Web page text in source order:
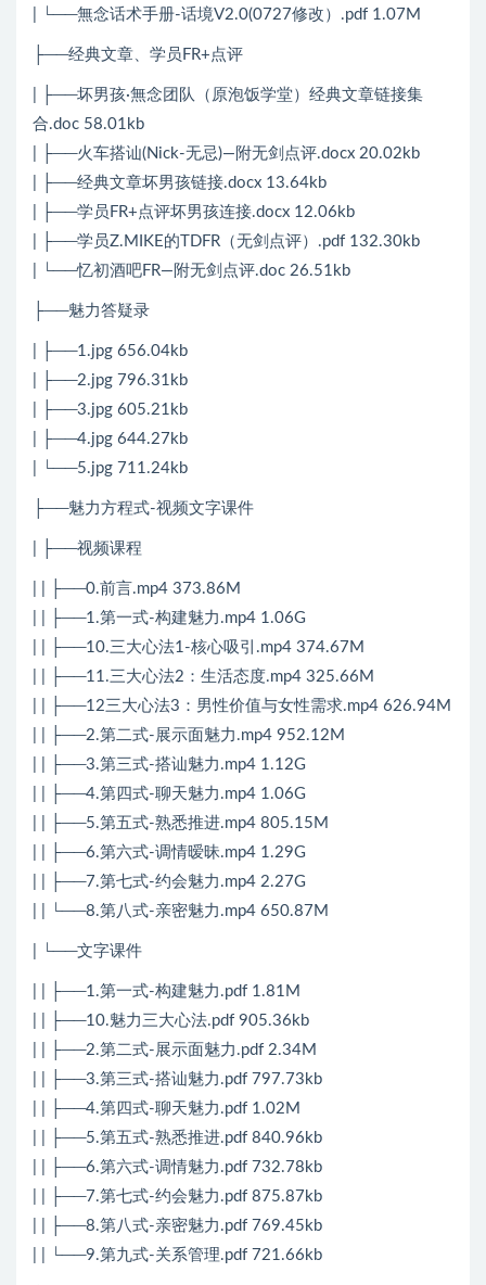
| └──無念话术手册-话境V2.0(0727修改）.pdf 1.07M
├──经典文章、学员FR+点评
| ├──坏男孩·無念团队（原泡饭学堂）经典文章链接集
合.doc 58.01kb
| ├──火车搭讪(Nick-无忌)—附无剑点评.docx 20.02kb
| ├──经典文章坏男孩链接.docx 13.64kb
| ├──学员FR+点评坏男孩连接.docx 12.06kb
| ├──学员Z.MIKE的TDFR（无剑点评）.pdf 132.30kb
| └──忆初酒吧FR—附无剑点评.doc 26.51kb
├──魅力答疑录
| ├──1.jpg 656.04kb
| ├──2.jpg 796.31kb
| ├──3.jpg 605.21kb
| ├──4.jpg 644.27kb
| └──5.jpg 711.24kb
├──魅力方程式-视频文字课件
| ├──视频课程
| | ├──0.前言.mp4 373.86M
| | ├──1.第一式-构建魅力.mp4 1.06G
| | ├──10.三大心法1-核心吸引.mp4 374.67M
| | ├──11.三大心法2：生活态度.mp4 325.66M
| | ├──12三大心法3：男性价值与女性需求.mp4 626.94M
| | ├──2.第二式-展示面魅力.mp4 952.12M
| | ├──3.第三式-搭讪魅力.mp4 1.12G
| | ├──4.第四式-聊天魅力.mp4 1.06G
| | ├──5.第五式-熟悉推进.mp4 805.15M
| | ├──6.第六式-调情暧昧.mp4 1.29G
| | ├──7.第七式-约会魅力.mp4 2.27G
| | └──8.第八式-亲密魅力.mp4 650.87M
| └──文字课件
| | ├──1.第一式-构建魅力.pdf 1.81M
| | ├──10.魅力三大心法.pdf 905.36kb
| | ├──2.第二式-展示面魅力.pdf 2.34M
| | ├──3.第三式-搭讪魅力.pdf 797.73kb
| | ├──4.第四式-聊天魅力.pdf 1.02M
| | ├──5.第五式-熟悉推进.pdf 840.96kb
| | ├──6.第六式-调情魅力.pdf 732.78kb
| | ├──7.第七式-约会魅力.pdf 875.87kb
| | ├──8.第八式-亲密魅力.pdf 769.45kb
| | └──9.第九式-关系管理.pdf 721.66kb